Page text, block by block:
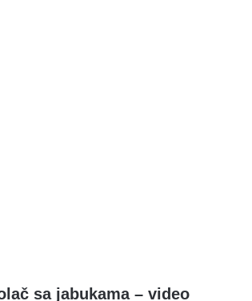
sa jabukama – video